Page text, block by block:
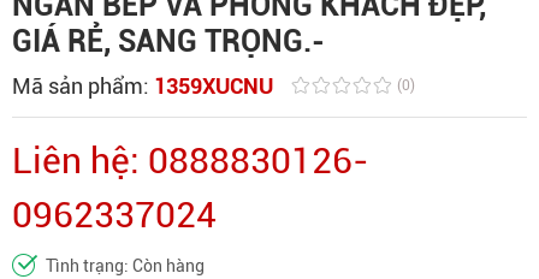
GIÁ RẺ, SANG TRỌNG.-
Mã sản phẩm: 1359XUCNU (0)
Liên hệ: 0888830126-
0962337024
Tình trạng: Còn hàng